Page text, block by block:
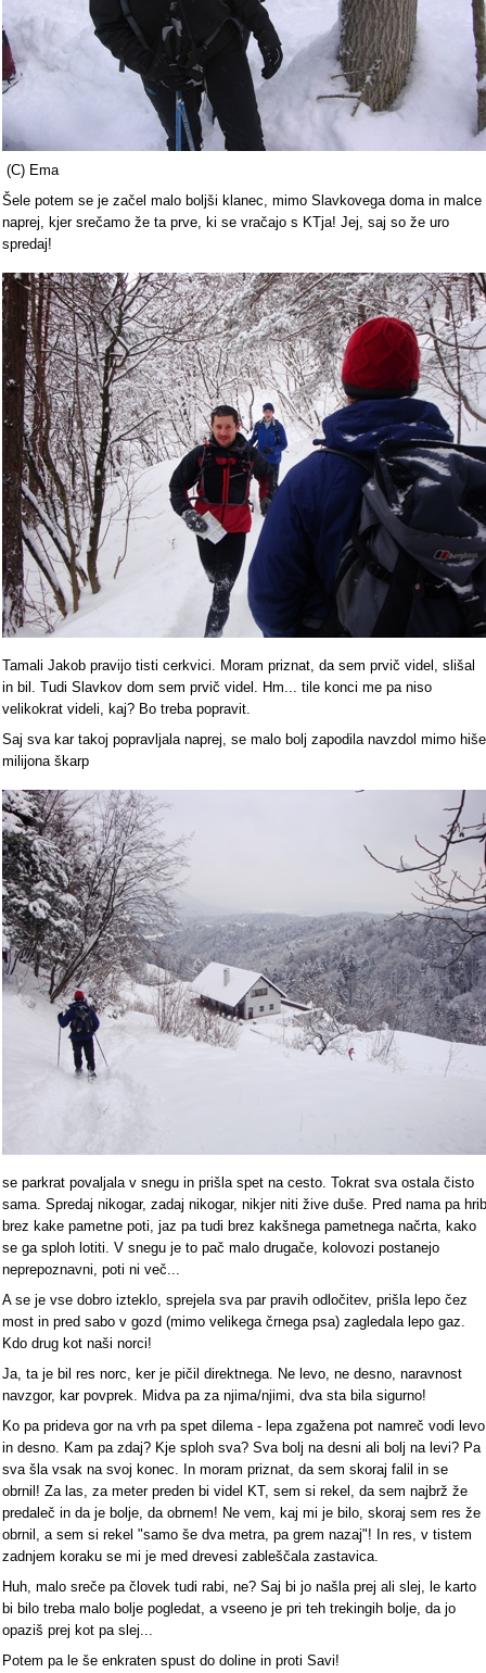
(C) Ema
Šele potem se je začel malo boljši klanec, mimo Slavkovega doma in malce
naprej, kjer srečamo že ta prve, ki se vračajo s KTja! Jej, saj so že uro
spredaj!
Tamali Jakob pravijo tisti cerkvici. Moram priznat, da sem prvič videl, slišal
in bil. Tudi Slavkov dom sem prvič videl. Hm... tile konci me pa niso
velikokrat videli, kaj? Bo treba popravit.
Saj sva kar takoj popravljala naprej, se malo bolj zapodila navzdol mimo hiše
milijona škarp
se parkrat povaljala v snegu in prišla spet na cesto. Tokrat sva ostala čisto
sama. Spredaj nikogar, zadaj nikogar, nikjer niti žive duše. Pred nama pa hrib
brez kake pametne poti, jaz pa tudi brez kakšnega pametnega načrta, kako
se ga sploh lotiti. V snegu je to pač malo drugače, kolovozi postanejo
neprepoznavni, poti ni več...
A se je vse dobro izteklo, sprejela sva par pravih odločitev, prišla lepo čez
most in pred sabo v gozd (mimo velikega črnega psa) zagledala lepo gaz.
Kdo drug kot naši norci!
Ja, ta je bil res norc, ker je pičil direktnega. Ne levo, ne desno, naravnost
navzgor, kar povprek. Midva pa za njima/njimi, dva sta bila sigurno!
Ko pa prideva gor na vrh pa spet dilema - lepa zgažena pot namreč vodi levo
in desno. Kam pa zdaj? Kje sploh sva? Sva bolj na desni ali bolj na levi? Pa
sva šla vsak na svoj konec. In moram priznat, da sem skoraj falil in se
obrnil! Za las, za meter preden bi videl KT, sem si rekel, da sem najbrž že
predaleč in da je bolje, da obrnem! Ne vem, kaj mi je bilo, skoraj sem res že
obrnil, a sem si rekel "samo še dva metra, pa grem nazaj"! In res, v tistem
zadnjem koraku se mi je med drevesi zableščala zastavica.
Huh, malo sreče pa človek tudi rabi, ne? Saj bi jo našla prej ali slej, le karto
bi bilo treba malo bolje pogledat, a vseeno je pri teh trekingih bolje, da jo
opaziš prej kot pa slej...
Potem pa le še enkraten spust do doline in proti Savi!